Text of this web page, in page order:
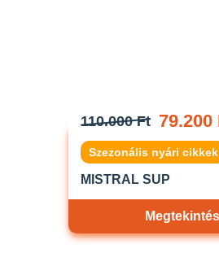
110.000 Ft 79.200
Szezonális nyári cikkek
MISTRAL SUP
Megtekintés